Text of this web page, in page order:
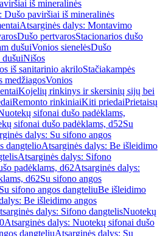
iš mineralinės
Dušo paviršiai iš mineralinės
Atsarginės dalys: Montavimo
Dušo pertvarosStacionarios dušo
dušuiVonios sienelėsDušo
Nišos
iš sanitarinio akriloStačiakampės
medžiagosVonios
Kojelių rinkinys ir skersinių sijų bei
Remonto rinkiniaiKiti priedaiPrietaisų
sifonai dušo padėklams,
sifonai dušo padėklams, d52Su
dalys: Su sifono angos
dangtelioAtsarginės dalys: Be išleidimo
Atsarginės dalys: Sifono
padėklams, d62Atsarginės dalys:
d62Su sifono angos
sifono angos dangteliuBe išleidimo
Be išleidimo angos
dalys: Sifono dangtelisNuotekų
Atsarginės dalys: Nuotekų sifonai dušo
dangteliuAtsarginės dalys: Su